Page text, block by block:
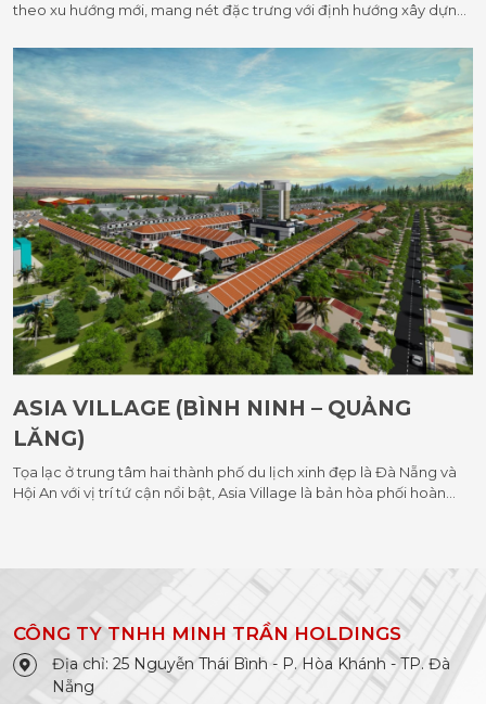
theo xu hướng mới, mang nét đặc trưng với định hướng xây dựng
với môi trường với thiết kế phân bổ cây xanh mang lại cảm giác
hòa mình với thiên nhiên, diện tích công cộng tiện nghi khép kín
đa dạng, an toàn, đáp ứng đầy đủ nhu cầu sống vừa hiện đại, vừa
yên tĩnh trong lòng trung tâm thành phố sôi động cho tất cả cư
dân Tòa nhà.
ASIA VILLAGE (BÌNH NINH – QUẢNG
LĂNG)
Tọa lạc ở trung tâm hai thành phố du lịch xinh đẹp là Đà Nẵng và
Hội An với vị trí tứ cận nổi bật, Asia Village là bản hòa phối hoàn
CÔNG TY TNHH MINH TRẦN HOLDINGS
Địa chỉ: 25 Nguyễn Thái Bình - P. Hòa Khánh - TP. Đà
Nẵng